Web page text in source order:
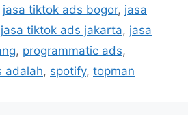
jasa tiktok ads bogor, jasa
jasa tiktok ads jakarta, jasa
, programmatic ads,
adalah, spotify, topman